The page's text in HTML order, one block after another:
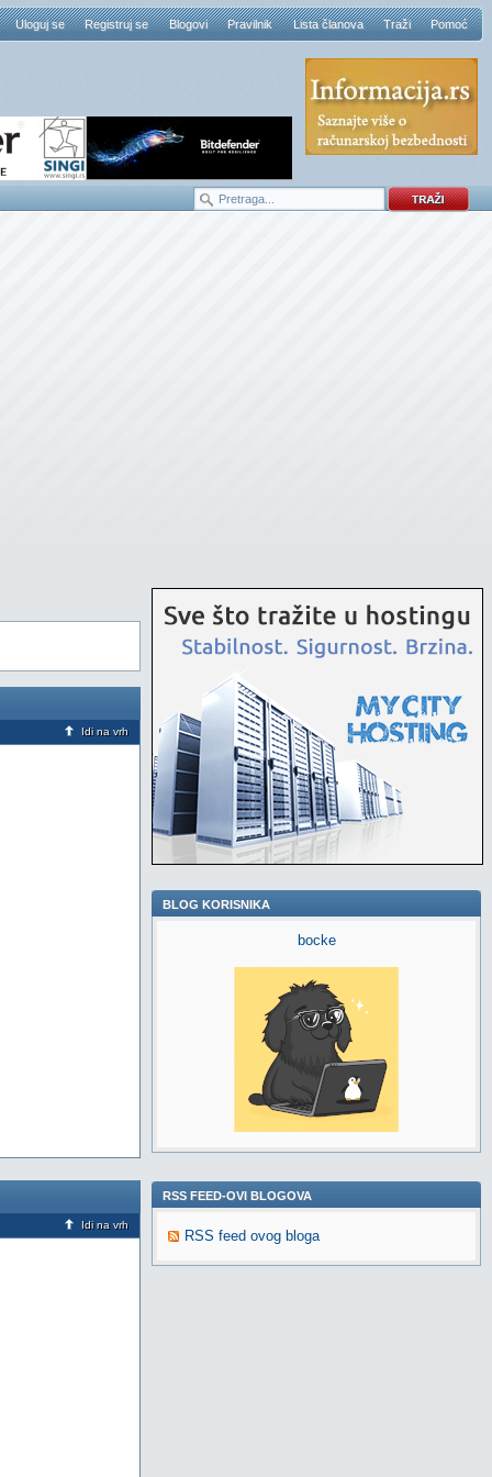
Uloguj se Registruj se Blogovi Pravilnik Lista članova Traži Pomoć
Idi na vrh
Idi na vrh
BLOG KORISNIKA
bocke
RSS FEED-OVI BLOGOVA
RSS feed ovog bloga